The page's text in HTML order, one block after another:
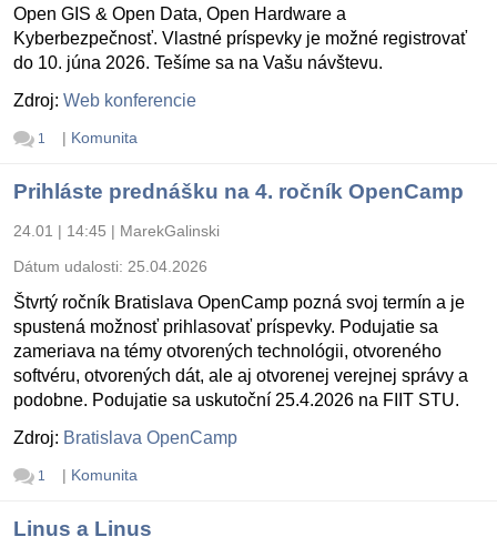
Open GIS & Open Data, Open Hardware a
Kyberbezpečnosť. Vlastné príspevky je možné registrovať
do 10. júna 2026. Tešíme sa na Vašu návštevu.
Zdroj: Web konferencie
1 | Komunita
Prihláste prednášku na 4. ročník OpenCamp
24.01 | 14:45 | MarekGalinski
Dátum udalosti: 25.04.2026
Štvrtý ročník Bratislava OpenCamp pozná svoj termín a je
spustená možnosť prihlasovať príspevky. Podujatie sa
zameriava na témy otvorených technológii, otvoreného
softvéru, otvorených dát, ale aj otvorenej verejnej správy a
podobne. Podujatie sa uskutoční 25.4.2026 na FIIT STU.
Zdroj: Bratislava OpenCamp
1 | Komunita
Linus a Linus